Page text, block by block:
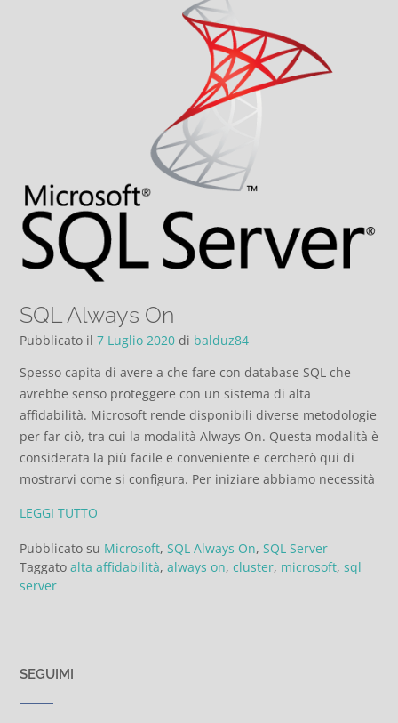
SQL Always On
Pubblicato il 7 Luglio 2020 di balduz84
Spesso capita di avere a che fare con database SQL che
avrebbe senso proteggere con un sistema di alta
affidabilità. Microsoft rende disponibili diverse metodologie
per far ciò, tra cui la modalità Always On. Questa modalità è
considerata la più facile e conveniente e cercherò qui di
mostrarvi come si configura. Per iniziare abbiamo necessità
LEGGI TUTTO
Pubblicato su Microsoft, SQL Always On, SQL Server
Taggato alta affidabilità, always on, cluster, microsoft, sql
server
SEGUIMI